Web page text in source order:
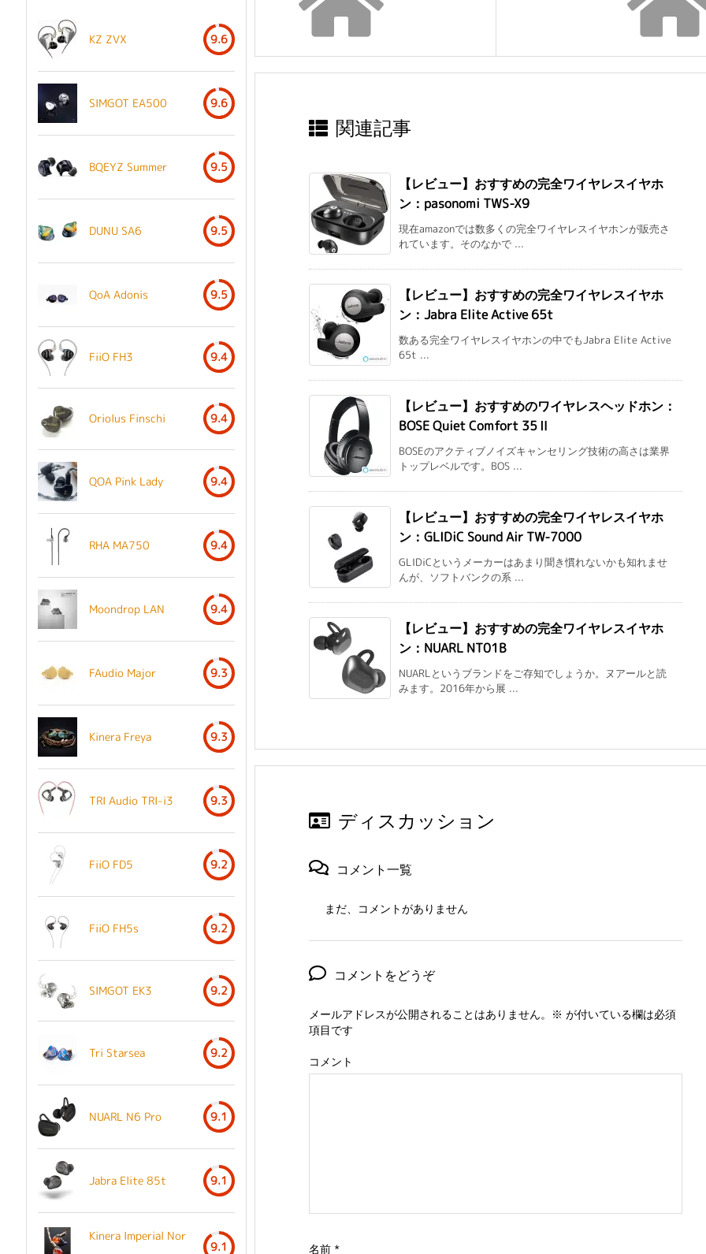
関連記事
【レビュー】おすすめの完全ワイヤレスイヤホ
ン：pasonomi TWS-X9
現在amazonでは数多くの完全ワイヤレスイヤホンが販売さ
れています。そのなかで ...
【レビュー】おすすめの完全ワイヤレスイヤホ
ン：Jabra Elite Active 65t
数ある完全ワイヤレスイヤホンの中でもJabra Elite Active
65t ...
【レビュー】おすすめのワイヤレスヘッドホン：
BOSE Quiet Comfort 35Ⅱ
BOSEのアクティブノイズキャンセリング技術の高さは業界
トップレベルです。BOS ...
【レビュー】おすすめの完全ワイヤレスイヤホ
ン：GLIDiC Sound Air TW-7000
GLIDiCというメーカーはあまり聞き慣れないかも知れませ
んが、ソフトバンクの系 ...
【レビュー】おすすめの完全ワイヤレスイヤホ
ン：NUARL NT01B
NUARLというブランドをご存知でしょうか。ヌアールと読
みます。2016年から展 ...
ディスカッション
コメント一覧
まだ、コメントがありません
コメントをどうぞ
メールアドレスが公開されることはありません。 ※ が付いている欄は必須
項目です
コメント
名前 *
KZ ZVX 9.6
SIMGOT EA500 9.6
BQEYZ Summer 9.5
DUNU SA6 9.5
QoA Adonis 9.5
FiiO FH3 9.4
Oriolus Finschi 9.4
QOA Pink Lady 9.4
RHA MA750 9.4
Moondrop LAN 9.4
FAudio Major 9.3
Kinera Freya 9.3
TRI Audio TRI-i3 9.3
FiiO FD5 9.2
FiiO FH5s 9.2
SIMGOT EK3 9.2
Tri Starsea 9.2
NUARL N6 Pro 9.1
Jabra Elite 85t 9.1
Kinera Imperial Nor
9.1